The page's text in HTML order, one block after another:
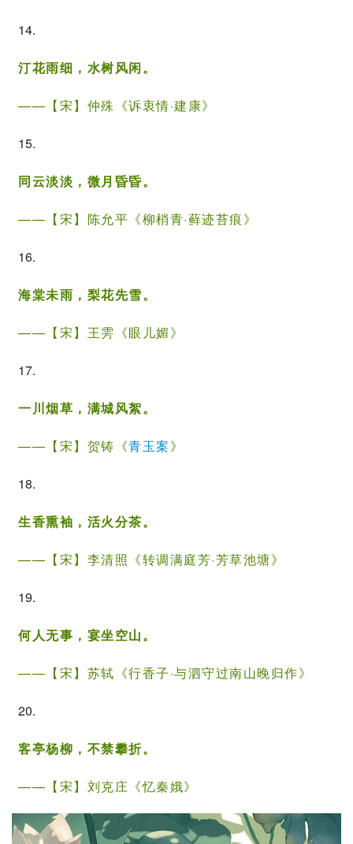
14.
汀花雨细，水树风闲。
——【宋】 仲殊 《诉衷情·建康》
15.
同云淡淡，微月昏昏。
——【宋】 陈允平 《柳梢青·藓迹苔痕》
16.
海棠未雨， 梨花先雪。
——【宋】 王雱 《眼儿媚》
17.
一川烟草，满城风絮。
——【宋】 贺铸 《青玉案》
18.
生香熏袖，活火分茶。
——【宋】 李清照 《转调满庭芳·芳草池塘》
19.
何人无事，宴坐空山。
——【宋】 苏轼 《行香子·与泗守过南山晚归作》
20.
客亭杨柳，不禁攀折。
——【宋】 刘克庄 《忆秦娥》